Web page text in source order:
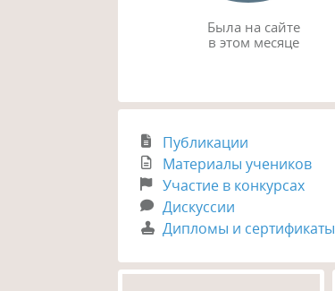
Была на сайте
в этом месяце
Публикации
Материалы учеников
Участие в конкурсах
Дискуссии
Дипломы и сертификаты